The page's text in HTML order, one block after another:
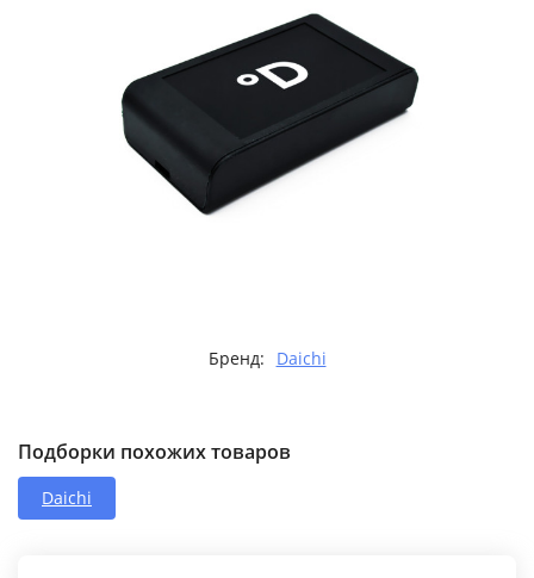
Бренд: Daichi
Подборки похожих товаров
Daichi